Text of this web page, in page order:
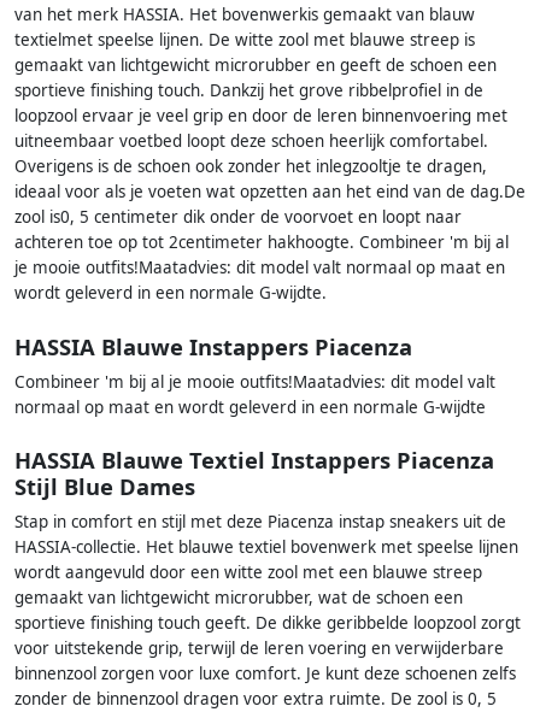
van het merk HASSIA. Het bovenwerkis gemaakt van blauw
textielmet speelse lijnen. De witte zool met blauwe streep is
gemaakt van lichtgewicht microrubber en geeft de schoen een
sportieve finishing touch. Dankzij het grove ribbelprofiel in de
loopzool ervaar je veel grip en door de leren binnenvoering met
uitneembaar voetbed loopt deze schoen heerlijk comfortabel.
Overigens is de schoen ook zonder het inlegzooltje te dragen,
ideaal voor als je voeten wat opzetten aan het eind van de dag.De
zool is0, 5 centimeter dik onder de voorvoet en loopt naar
achteren toe op tot 2centimeter hakhoogte. Combineer 'm bij al
je mooie outfits!Maatadvies: dit model valt normaal op maat en
wordt geleverd in een normale G-wijdte.
HASSIA Blauwe Instappers Piacenza
Combineer 'm bij al je mooie outfits!Maatadvies: dit model valt
normaal op maat en wordt geleverd in een normale G-wijdte
HASSIA Blauwe Textiel Instappers Piacenza
Stijl Blue Dames
Stap in comfort en stijl met deze Piacenza instap sneakers uit de
HASSIA-collectie. Het blauwe textiel bovenwerk met speelse lijnen
wordt aangevuld door een witte zool met een blauwe streep
gemaakt van lichtgewicht microrubber, wat de schoen een
sportieve finishing touch geeft. De dikke geribbelde loopzool zorgt
voor uitstekende grip, terwijl de leren voering en verwijderbare
binnenzool zorgen voor luxe comfort. Je kunt deze schoenen zelfs
zonder de binnenzool dragen voor extra ruimte. De zool is 0, 5